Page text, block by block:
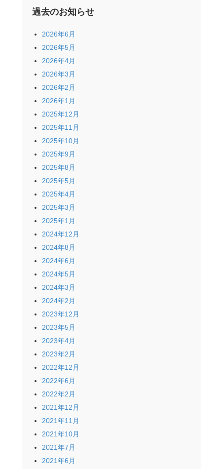
過去のお知らせ
2026年6月
2026年5月
2026年4月
2026年3月
2026年2月
2026年1月
2025年12月
2025年11月
2025年10月
2025年9月
2025年8月
2025年5月
2025年4月
2025年3月
2025年1月
2024年12月
2024年8月
2024年6月
2024年5月
2024年3月
2024年2月
2023年12月
2023年5月
2023年4月
2023年2月
2022年12月
2022年6月
2022年2月
2021年12月
2021年11月
2021年10月
2021年7月
2021年6月